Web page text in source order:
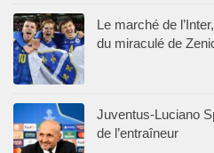
Le marché de
du miraculé de
Juventus-Luciano
de l’entraîneur